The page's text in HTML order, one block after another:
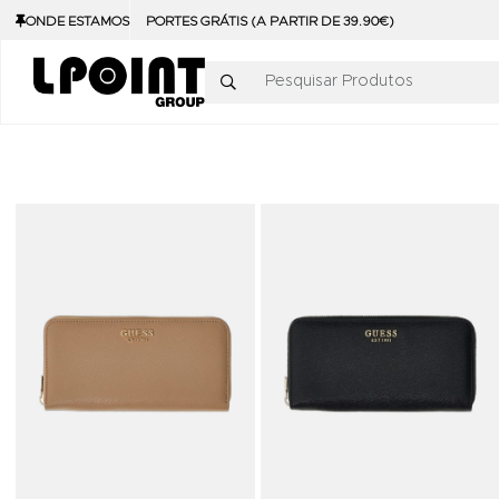
ONDE ESTAMOS PORTES GRÁTIS (A PARTIR DE 39.90€)
Pesquisar Produtos